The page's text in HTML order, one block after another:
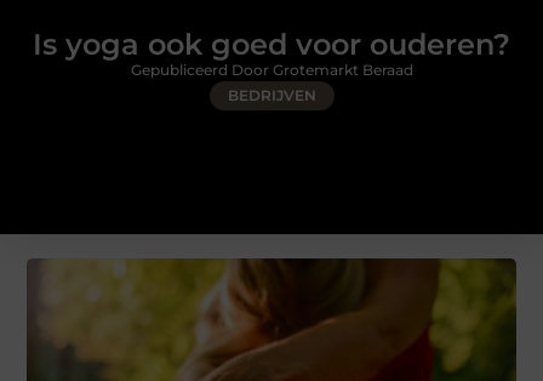
Is yoga ook goed voor ouderen?
BEDRIJVEN
Gepubliceerd Door Grotemarkt Beraad